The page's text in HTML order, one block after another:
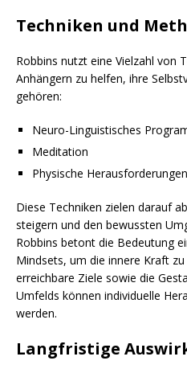
Techniken und
Robbins nutzt eine Vielzahl von
Anhängern zu helfen, ihre
gehören:
Neuro-Linguistisches
Meditation
Physische Herausforderungen
Diese Techniken zielen darauf
steigern und den bewussten
Robbins betont die Bedeutung
Mindsets, um die innere Kraft
erreichbare Ziele sowie die
Umfelds können individuelle
werden.
Langfristige